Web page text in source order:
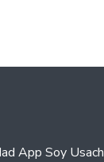
App Soy Usach